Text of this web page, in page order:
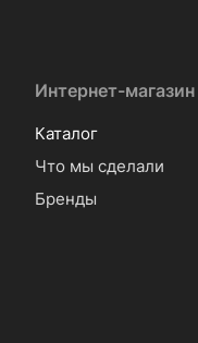
Интернет-магазин
Каталог
Что мы сделали
Бренды